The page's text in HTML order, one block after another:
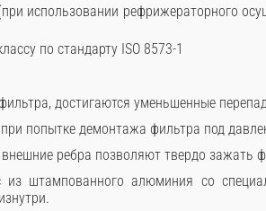
использовании рефрижераторного
по стандарту ISO 8573-1
достигаются уменьшенные
попытке демонтажа фильтра под
ребра позволяют твердо зажать
штампованного алюминия со